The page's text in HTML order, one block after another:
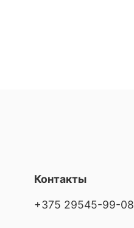
Контакты
+375 29545-99-08